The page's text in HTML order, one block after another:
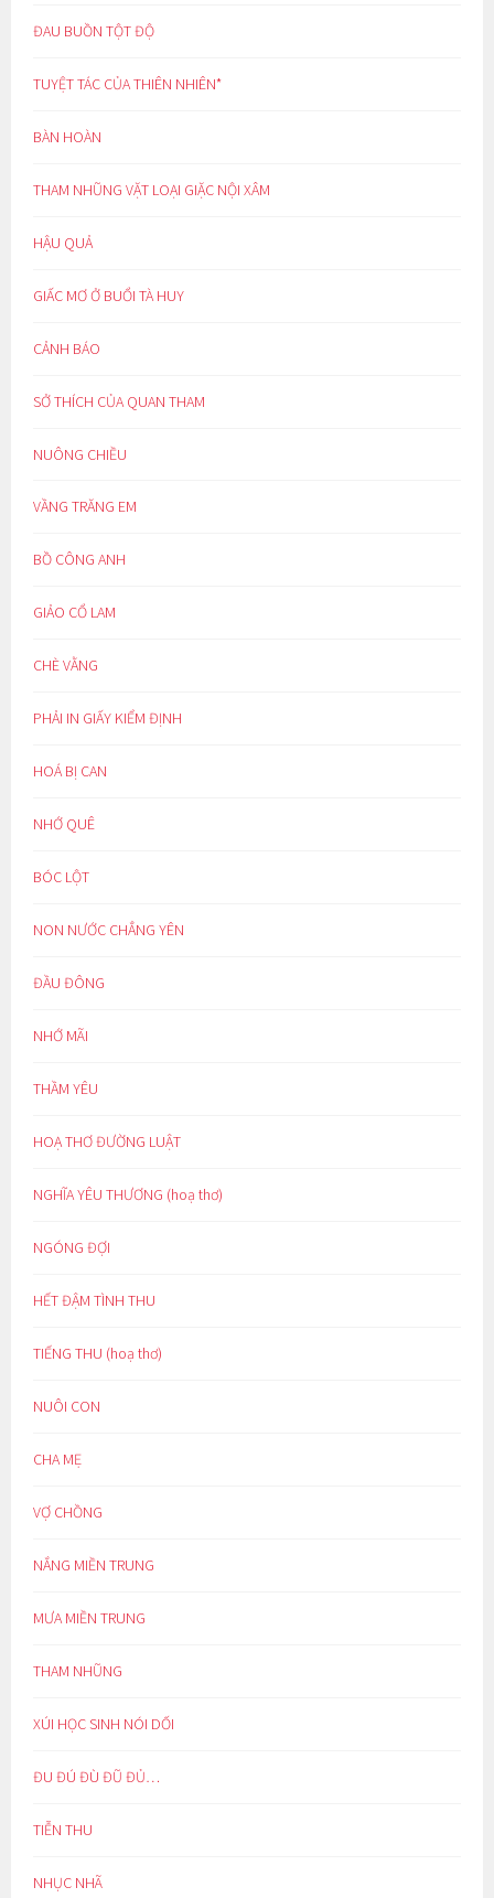
ĐAU BUỒN TỘT ĐỘ
TUYỆT TÁC CỦA THIÊN NHIÊN*
BÀN HOÀN
THAM NHŨNG VẶT LOẠI GIẶC NỘI XÂM
HẬU QUẢ
GIẤC MƠ Ở BUỔI TÀ HUY
CẢNH BÁO
SỞ THÍCH CỦA QUAN THAM
NUÔNG CHIỀU
VẦNG TRĂNG EM
BỒ CÔNG ANH
GIẢO CỔ LAM
CHÈ VẰNG
PHẢI IN GIẤY KIỂM ĐỊNH
HOÁ BỊ CAN
NHỚ QUÊ
BÓC LỘT
NON NƯỚC CHẲNG YÊN
ĐẦU ĐÔNG
NHỚ MÃI
THẦM YÊU
HOẠ THƠ ĐƯỜNG LUẬT
NGHĨA YÊU THƯƠNG (hoạ thơ)
NGÓNG ĐỢI
HẾT ĐẬM TÌNH THU
TIẾNG THU (hoạ thơ)
NUÔI CON
CHA MẸ
VỢ CHỒNG
NẮNG MIỀN TRUNG
MƯA MIỀN TRUNG
THAM NHŨNG
XÚI HỌC SINH NÓI DỐI
ĐU ĐÚ ĐÙ ĐŨ ĐỦ…
TIỄN THU
NHỤC NHÃ